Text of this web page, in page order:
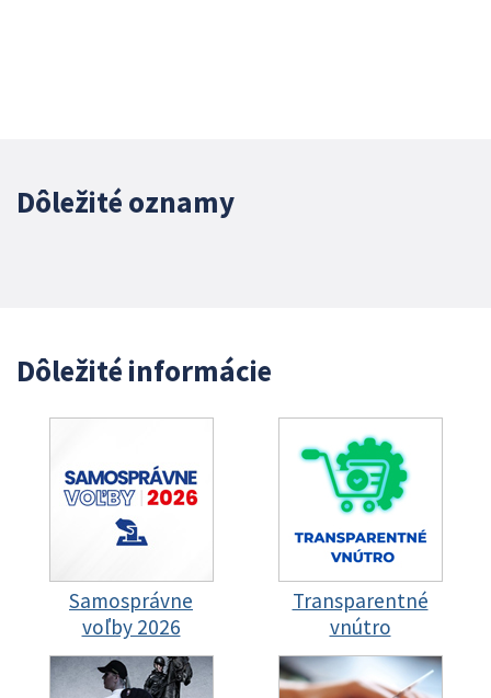
Dôležité oznamy
Dôležité informácie
Samosprávne
voľby 2026
Transparentné
vnútro